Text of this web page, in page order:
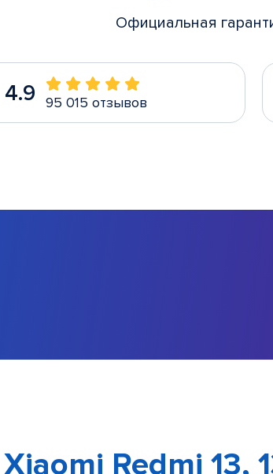
Официальная
4.9 95 015 отзывов
Xiaomi Redmi 13,